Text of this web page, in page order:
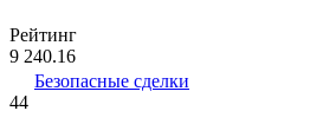
Рейтинг
9 240.16
Безопасные сделки
44